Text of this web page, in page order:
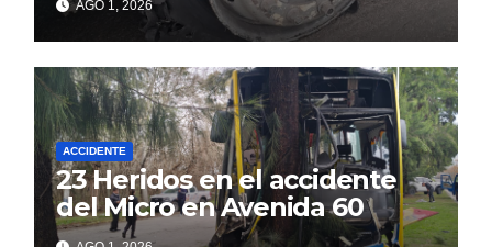
AGO 1, 2026
ACCIDENTE
23 Heridos en el accidente
del Micro en Avenida 60